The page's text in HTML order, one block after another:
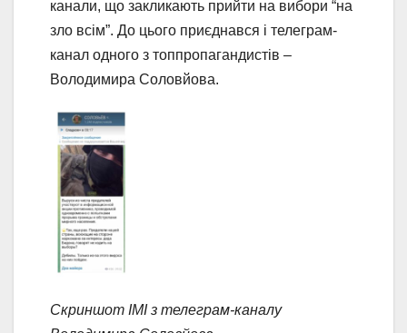
канали, що закликають прийти на вибори “на
зло всім”. До цього приєднався і телеграм-
канал одного з топпропагандистів –
Володимира Соловйова.
Скриншот ІМІ з телеграм-каналу